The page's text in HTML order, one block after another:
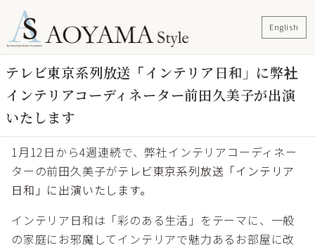
English
テレビ東京系列放送「インテリア日和」に弊社
インテリアコーディネーター前田久美子が出演
いたします
1月12日から4週連続で、弊社インテリアコーディネー
ターの前田久美子がテレビ東京系列放送「インテリア
日和」に出演いたします。
インテリア日和は「彩のある生活」をテーマに、一般
の家庭にお邪魔してインテリアで魅力あるお部屋に改